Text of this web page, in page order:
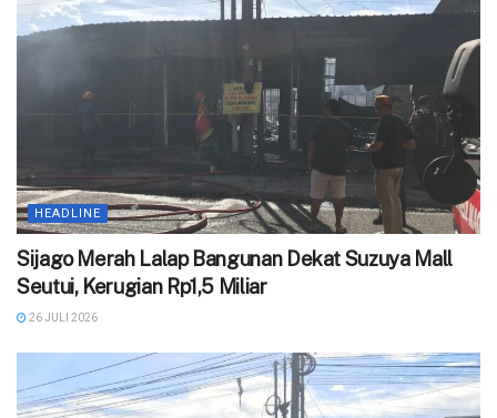
HEADLINE
Sijago Merah Lalap Bangunan Dekat Suzuya Mall
Seutui, Kerugian Rp1,5 Miliar
26 JULI 2026